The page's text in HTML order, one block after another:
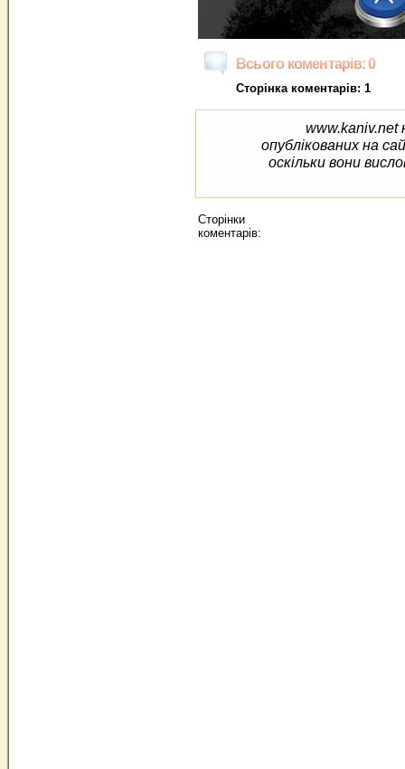
Всього коментарів: 0
Сторінка коментарів: 1
www.kaniv.net
опублікованих на
оскільки вони
Сторінки
коментарів: